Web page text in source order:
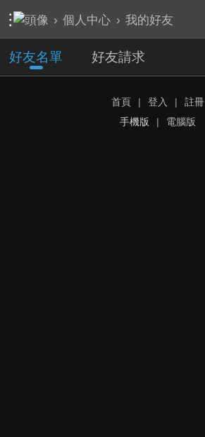
› 個人中心 › 我的好友
好友名單 好友請求
首頁 | 登入 |
註冊
手機版
| 電腦版